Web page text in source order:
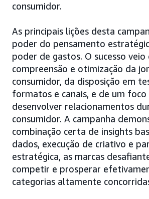
consumidor.
As principais lições desta
poder do pensamento
poder de gastos. O sucesso veio
compreensão e otimização da
consumidor, da disposição em
formatos e canais, e de um foco
desenvolver relacionamentos
consumidor. A campanha
combinação certa de insights
dados, execução de criativo e
estratégica, as marcas
competir e prosperar
categorias altamente